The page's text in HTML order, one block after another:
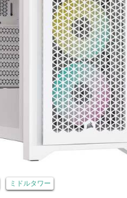
ミドルタワー